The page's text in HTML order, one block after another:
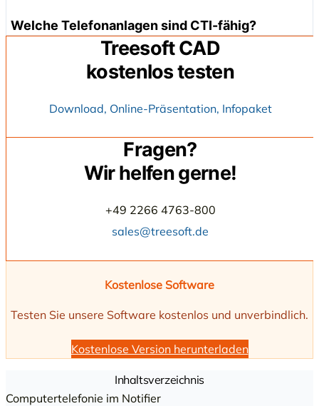
Welche Telefonanlagen sind CTI-fähig?
T
A
Treesoft CAD
kostenlos testen
Download, Online-Präsentation, Infopaket
Fragen?
Wir helfen gerne!
+49 2266 4763-800
sales@treesoft.de
Kostenlose Software
Testen Sie unsere Software kostenlos und unverbindlich.
Kostenlose Version herunterladen
Inhaltsverzeichnis
Computertelefonie im Notifier